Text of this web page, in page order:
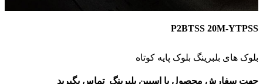
P2BTSS 20M-YTPSS
بلوک های بلبرینگ بلوک پایه کوتاه
جهت سفارش محصول با اسپین بلبرینگ تماس بگیرید